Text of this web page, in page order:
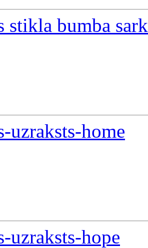
stikla bumba
uzraksts-home
uzraksts-hope